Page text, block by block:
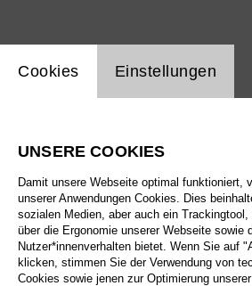
Einstellung Website Cookie
Cookies Einstellungen
UNSERE COOKIES
Damit unsere Webseite optimal funktioniert,
unserer Anwendungen Cookies. Dies
sozialen Medien, aber auch ein
über die Ergonomie unserer Webseite sowie
Nutzer*innenverhalten bietet. Wenn Sie auf
klicken, stimmen Sie der Verwendung von
Cookies sowie jenen zur Optimierung